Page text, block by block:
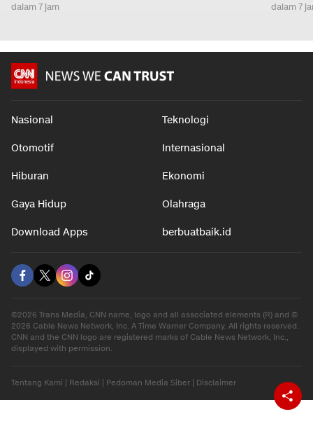
dalam 7 jam dalam 7
Nasional Teknologi
Otomotif Internasional
Hiburan Ekonomi
Gaya Hidup Olahraga
Download Apps berbuatbaik.id
©2026 Trans Media, CNN name, logo and all associated elements (R) and ©
2026 Cable News Network, Inc. A Time Warner Company. All rights reserved.
CNN and the CNN logo are registered marks of Cable News Network, Inc.,
displayed with permission.
Tentang Kami Redaksi Pedoman Media Siber Disclaimer